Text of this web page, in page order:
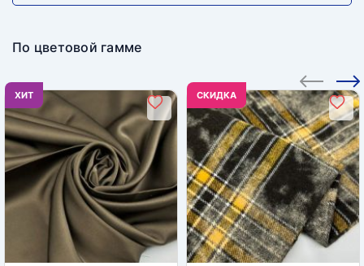
По цветовой гамме
ХИТ CКИДКА